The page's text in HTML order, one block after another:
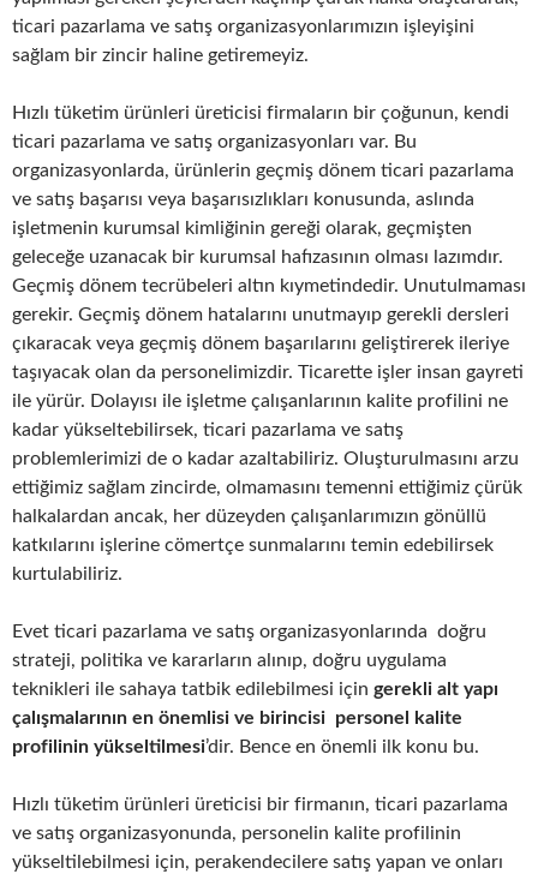
ticari pazarlama ve satış organizasyonlarımızın işleyişini
sağlam bir zincir haline getiremeyiz.
Hızlı tüketim ürünleri üreticisi firmaların bir çoğunun, kendi
ticari pazarlama ve satış organizasyonları var. Bu
organizasyonlarda, ürünlerin geçmiş dönem ticari pazarlama
ve satış başarısı veya başarısızlıkları konusunda, aslında
işletmenin kurumsal kimliğinin gereği olarak, geçmişten
geleceğe uzanacak bir kurumsal hafızasının olması lazımdır.
Geçmiş dönem tecrübeleri altın kıymetindedir. Unutulmaması
gerekir. Geçmiş dönem hatalarını unutmayıp gerekli dersleri
çıkaracak veya geçmiş dönem başarılarını geliştirerek ileriye
taşıyacak olan da personelimizdir. Ticarette işler insan gayreti
ile yürür. Dolayısı ile işletme çalışanlarının kalite profilini ne
kadar yükseltebilirsek, ticari pazarlama ve satış
problemlerimizi de o kadar azaltabiliriz. Oluşturulmasını arzu
ettiğimiz sağlam zincirde, olmamasını temenni ettiğimiz çürük
halkalardan ancak, her düzeyden çalışanlarımızın gönüllü
katkılarını işlerine cömertçe sunmalarını temin edebilirsek
kurtulabiliriz.
Evet ticari pazarlama ve satış organizasyonlarında doğru
strateji, politika ve kararların alınıp, doğru uygulama
teknikleri ile sahaya tatbik edilebilmesi için gerekli alt yapı
çalışmalarının en önemlisi ve birincisi personel kalite
profilinin yükseltilmesi’dir. Bence en önemli ilk konu bu.
Hızlı tüketim ürünleri üreticisi bir firmanın, ticari pazarlama
ve satış organizasyonunda, personelin kalite profilinin
yükseltilebilmesi için, perakendecilere satış yapan ve onları